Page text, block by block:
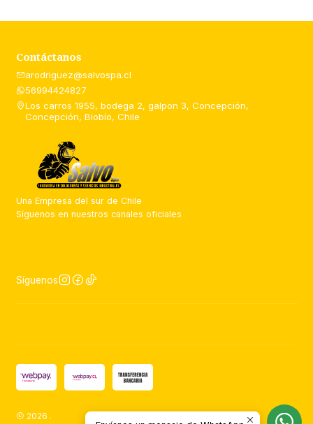
Contáctanos
arodriguez@salvospa.cl
56994424827
Los carros 1955, bodega 2, galpon 3, Concepción,
Concepción, Biobío, Chile
Una Empresa del sur de Chile
Síguenos en nuestros canales oficiales
Síguenos
2026 .